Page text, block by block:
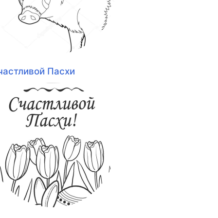
Пасхи